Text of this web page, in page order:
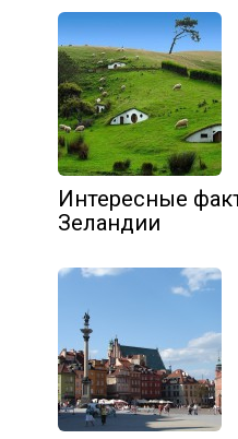
Интересные
Зеландии